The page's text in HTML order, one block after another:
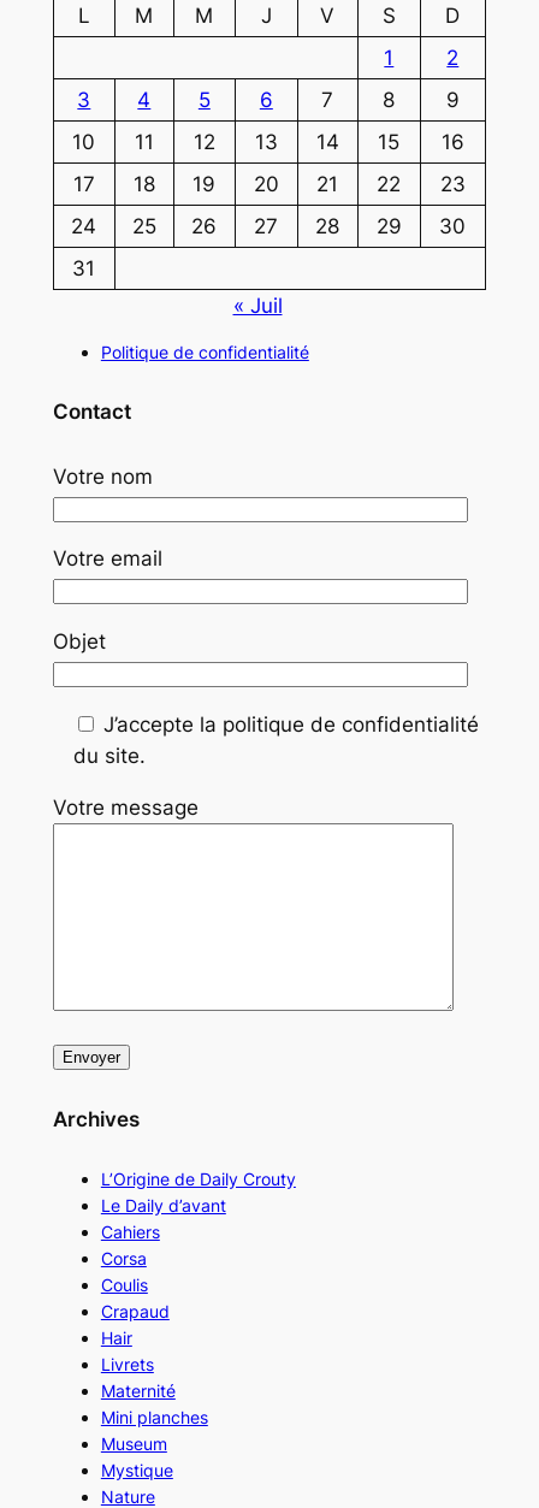
L
M M J V S
D
1
2
3
4 5 6 7 8
9
10
11 12 13 14 15
16
17
18 19 20 21 22
23
24
25 26 27 28 29
30
31
« Juil
Politique de confidentialité
Contact
Votre nom
Votre email
Objet
J’accepte la politique de confidentialité
du site.
Votre message
Archives
L’Origine de Daily Crouty
Le Daily d’avant
Cahiers
Corsa
Coulis
Crapaud
Hair
Livrets
Maternité
Mini planches
Museum
Mystique
Nature